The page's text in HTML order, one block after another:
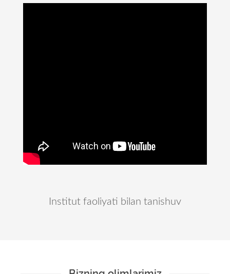
Institut faoliyati bilan tanishuv